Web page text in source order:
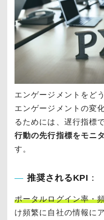
エンゲージメントをど
エンゲージメントの変
るためには、遅行指標
行動の先行指標をモニ
す。
推奨されるKPI ：
ポータルログイン率・
け頻繁に自社の情報に